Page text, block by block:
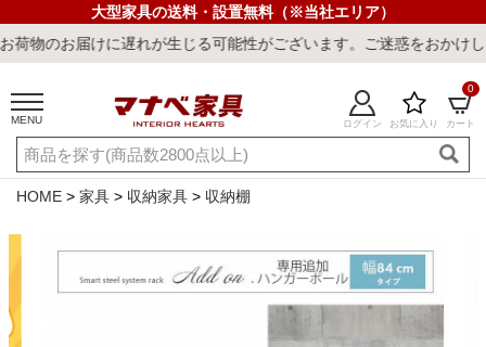
大型家具の送料・設置無料（※当社エリア）
遅れが生じる可能性がございます。ご迷惑をおかけしまして誠に
MENU ログイン お気に入り カート
0
ご利用ガイド 新規会員登録
店舗一覧 閲覧履歴
キーワード・商品番号で探す
HOME 家具 収納家具 収納棚